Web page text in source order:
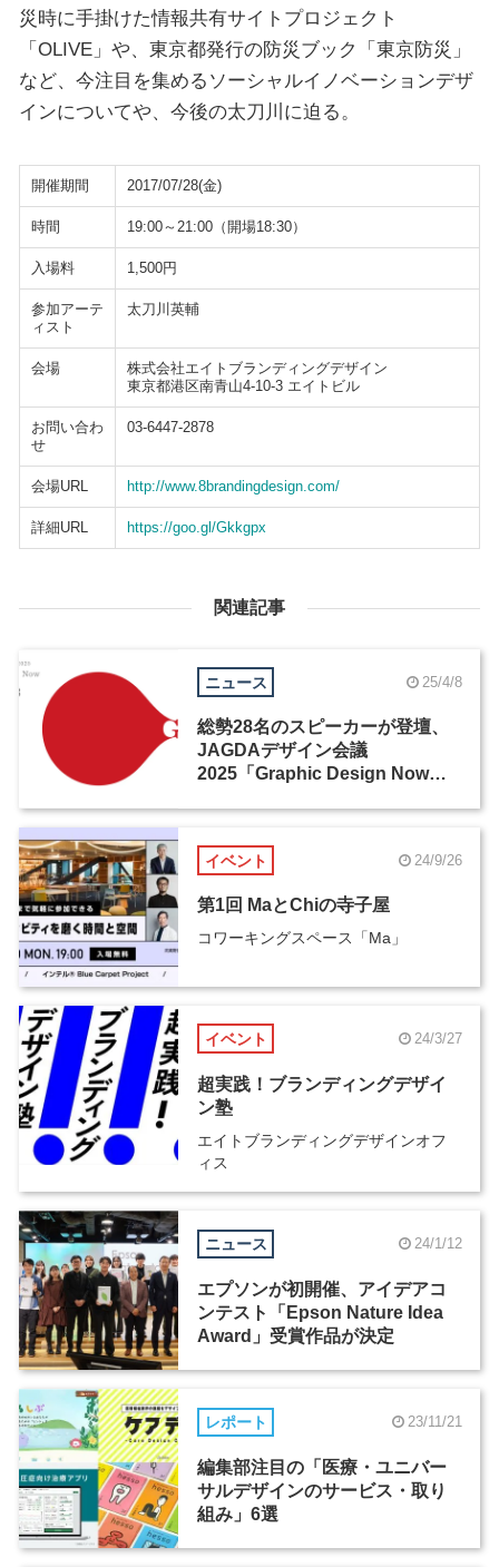
災時に手掛けた情報共有サイトプロジェクト
「OLIVE」や、東京都発行の防災ブック「東京防災」
など、今注目を集めるソーシャルイノベーションデザ
インについてや、今後の太刀川に迫る。
開催期間 2017/07/28(金)
時間 19:00～21:00（開場18:30）
入場料 1,500円
参加アーテ
ィスト
太刀川英輔
会場
株式会社エイトブランディングデザイン
東京都港区南青山4-10-3 エイトビル
お問い合わ
せ
03-6447-2878
会場URL http://www.8brandingdesign.com/
詳細URL https://goo.gl/Gkkgpx
関連記事
ニュース 25/4/8
総勢28名のスピーカーが登壇、
JAGDAデザイン会議
2025「Graphic Design Now」
イベント 24/9/26
第1回 MaとChiの寺子屋
コワーキングスペース「Ma」
イベント 24/3/27
超実践！ブランディングデザイ
ン塾
エイトブランディングデザインオフ
ィス
ニュース 24/1/12
エプソンが初開催、アイデアコ
ンテスト「Epson Nature Idea
Award」受賞作品が決定
レポート 23/11/21
編集部注目の「医療・ユニバー
サルデザインのサービス・取り
組み」6選